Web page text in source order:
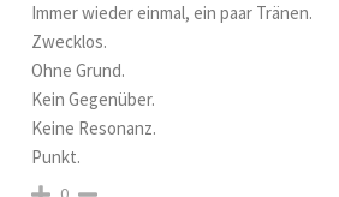
Immer wieder einmal, ein paar Tränen.
Zwecklos.
Ohne Grund.
Kein Gegenüber.
Keine Resonanz.
Punkt.